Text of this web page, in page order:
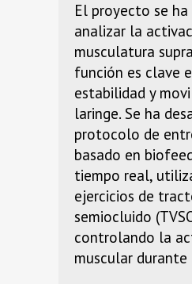
El proyecto se
analizar la
musculatura
función es clave
estabilidad y
laringe. Se ha
protocolo de
basado en
tiempo real,
ejercicios de
semiocluido
controlando la
muscular